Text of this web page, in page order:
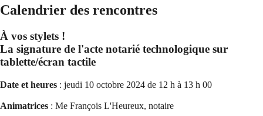
Calendrier des rencontres
À vos stylets !
La signature de l'acte notarié technologique sur
tablette/écran tactile
Date et heures : jeudi 10 octobre 2024 de 12 h à 13 h 00
Animatrices : Me François L'Heureux, notaire